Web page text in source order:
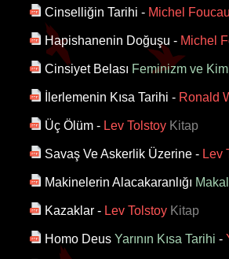
Cinselliğin Tarihi - Michel
Hapishanenin Doğuşu - Michel
Cinsiyet Belası Feminizm ve
İlerlemenin Kısa Tarihi - Ronald
Üç Ölüm - Lev Tolstoy Kitap
Savaş Ve Askerlik Üzerine - Lev
Makinelerin Alacakaranlığı
Kazaklar - Lev Tolstoy Kitap
Homo Deus Yarının Kısa Tarihi -